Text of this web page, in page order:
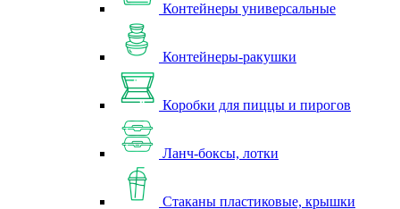
Контейнеры универсальные
Контейнеры-ракушки
Коробки для пиццы и пирогов
Ланч-боксы, лотки
Стаканы пластиковые, крышки